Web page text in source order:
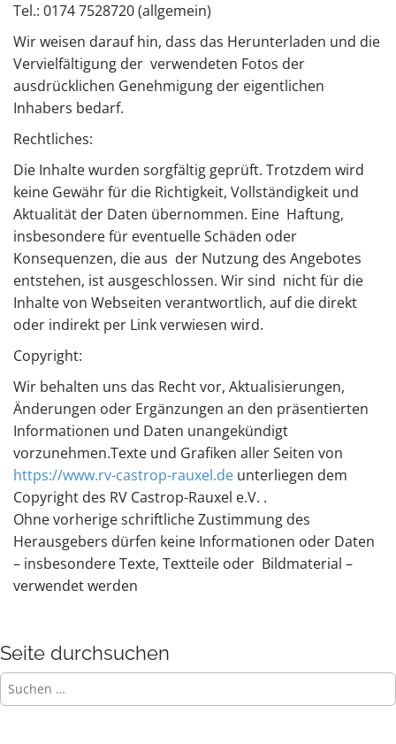
Tel.: 0174 7528720 (allgemein)
Wir weisen darauf hin, dass das Herunterladen und die
Vervielfältigung der verwendeten Fotos der
ausdrücklichen Genehmigung der eigentlichen
Inhabers bedarf.
Rechtliches:
Die Inhalte wurden sorgfältig geprüft. Trotzdem wird
keine Gewähr für die Richtigkeit, Vollständigkeit und
Aktualität der Daten übernommen. Eine Haftung,
insbesondere für eventuelle Schäden oder
Konsequenzen, die aus der Nutzung des Angebotes
entstehen, ist ausgeschlossen. Wir sind nicht für die
Inhalte von Webseiten verantwortlich, auf die direkt
oder indirekt per Link verwiesen wird.
Copyright:
Wir behalten uns das Recht vor, Aktualisierungen,
Änderungen oder Ergänzungen an den präsentierten
Informationen und Daten unangekündigt
vorzunehmen.Texte und Grafiken aller Seiten von
https://www.rv-castrop-rauxel.de unterliegen dem
Copyright des RV Castrop-Rauxel e.V. .
Ohne vorherige schriftliche Zustimmung des
Herausgebers dürfen keine Informationen oder Daten
– insbesondere Texte, Textteile oder Bildmaterial –
verwendet werden
Seite durchsuchen
Suchen
nach: